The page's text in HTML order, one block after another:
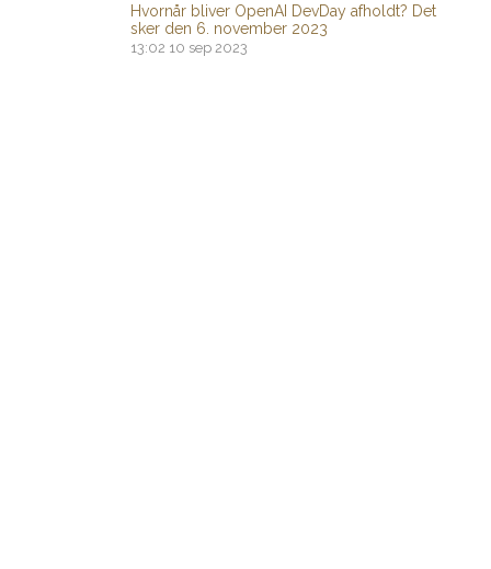
Hvornår bliver OpenAI DevDay afholdt? Det
sker den 6. november 2023
13:02 10 sep 2023